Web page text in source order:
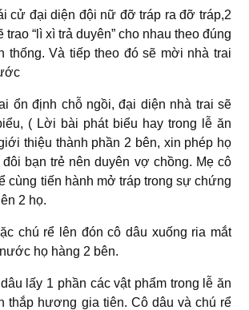
cử đại diện đội nữ đỡ tráp ra đỡ tráp,2
trao “lì xì trả duyên” cho nhau theo đúng
thống. Và tiếp theo đó sẽ mời nhà trai
ổn định chỗ ngồi, đại diện nhà trai sẽ
( Lời bài phát biểu hay trong lễ ăn
thiệu thành phần 2 bên, xin phép họ
bạn trẻ nên duyên vợ chồng. Mẹ cô
cùng tiến hành mở tráp trong sự chứng
2 họ.
chú rể lên đón cô dâu xuống ria mắt
họ hàng 2 bên.
lấy 1 phần các vật phẩm trong lễ ăn
thắp hương gia tiên. Cô dâu và chú rể